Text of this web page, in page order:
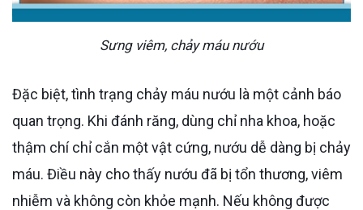
Sưng viêm, chảy máu nướu
Đặc biệt, tình trạng chảy máu nướu là một cảnh báo
quan trọng. Khi đánh răng, dùng chỉ nha khoa, hoặc
thậm chí chỉ cắn một vật cứng, nướu dễ dàng bị chảy
máu. Điều này cho thấy nướu đã bị tổn thương, viêm
nhiễm và không còn khỏe mạnh. Nếu không được